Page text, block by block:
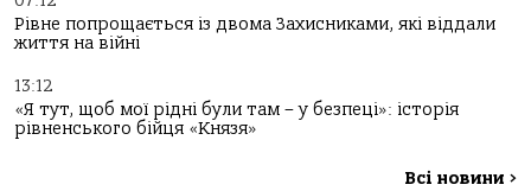
Рівне попрощається із двома Захисниками, які віддали
життя на війні
13:12
«Я тут, щоб мої рідні були там – у безпеці»: історія
рівненського бійця «Князя»
Всі новини >